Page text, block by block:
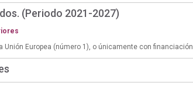
(Periodo 2021-2027)
Europea (número 1), o únicamente con